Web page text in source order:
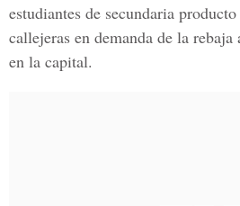
estudiantes de secundaria
callejeras en demanda de la
en la capital.